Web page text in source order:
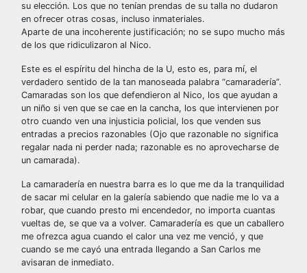
su elección. Los que no tenían prendas de su talla no dudaron
en ofrecer otras cosas, incluso inmateriales.
Aparte de una incoherente justificación; no se supo mucho más
de los que ridiculizaron al Nico.
Este es el espíritu del hincha de la U, esto es, para mí, el
verdadero sentido de la tan manoseada palabra “camaradería”.
Camaradas son los que defendieron al Nico, los que ayudan a
un niño si ven que se cae en la cancha, los que intervienen por
otro cuando ven una injusticia policial, los que venden sus
entradas a precios razonables (Ojo que razonable no significa
regalar nada ni perder nada; razonable es no aprovecharse de
un camarada).
La camaradería en nuestra barra es lo que me da la tranquilidad
de sacar mi celular en la galería sabiendo que nadie me lo va a
robar, que cuando presto mi encendedor, no importa cuantas
vueltas de, se que va a volver. Camaradería es que un caballero
me ofrezca agua cuando el calor una vez me venció, y que
cuando se me cayó una entrada llegando a San Carlos me
avisaran de inmediato.